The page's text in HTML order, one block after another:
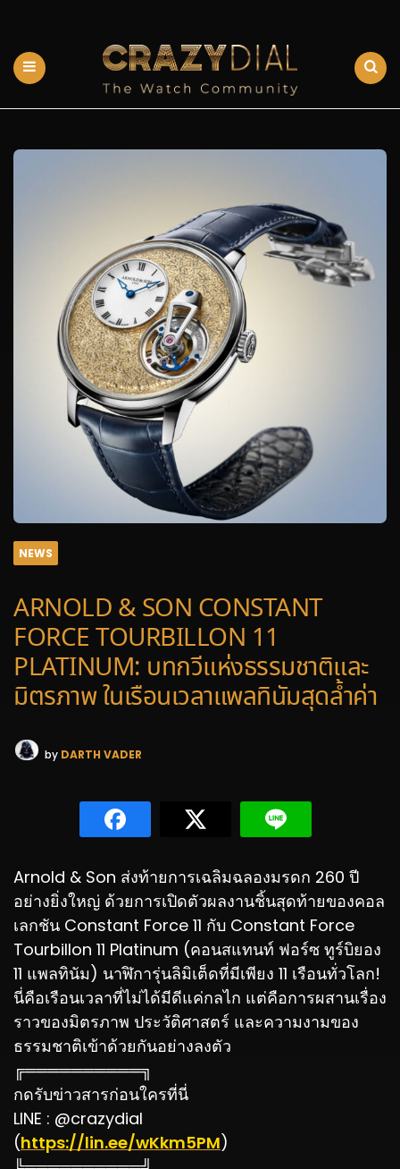
NEWS
ARNOLD & SON CONSTANT
FORCE TOURBILLON 11
PLATINUM: บทกวีแห่งธรรมชาติและ
มิตรภาพ ในเรือนเวลาแพลทินัมสุดล้ำค่า
by DARTH VADER
Arnold & Son ส่งท้ายการเฉลิมฉลองมรดก 260 ปี
อย่างยิ่งใหญ่ ด้วยการเปิดตัวผลงานชิ้นสุดท้ายของคอล
เลกชัน Constant Force 11 กับ Constant Force
Tourbillon 11 Platinum (คอนสแทนท์ ฟอร์ซ ทูร์บิยอง
11 แพลทินัม) นาฬิการุ่นลิมิเต็ดที่มีเพียง 11 เรือนทั่วโลก!
นี่คือเรือนเวลาที่ไม่ได้มีดีแค่กลไก แต่คือการผสานเรื่อง
ราวของมิตรภาพ ประวัติศาสตร์ และความงามของ
ธรรมชาติเข้าด้วยกันอย่างลงตัว
╔══════════╗
กดรับข่าวสารก่อนใครที่นี่
LINE : @crazydial
(https://lin.ee/wKkm5PM)